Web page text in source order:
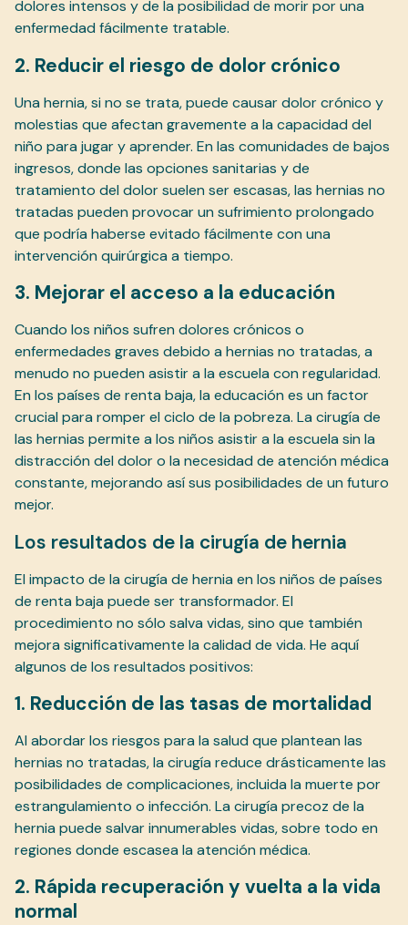
dolores intensos y de la posibilidad de morir por una
enfermedad fácilmente tratable.
2. Reducir el riesgo de dolor crónico
Una hernia, si no se trata, puede causar dolor crónico y
molestias que afectan gravemente a la capacidad del
niño para jugar y aprender. En las comunidades de bajos
ingresos, donde las opciones sanitarias y de
tratamiento del dolor suelen ser escasas, las hernias no
tratadas pueden provocar un sufrimiento prolongado
que podría haberse evitado fácilmente con una
intervención quirúrgica a tiempo.
3. Mejorar el acceso a la educación
Cuando los niños sufren dolores crónicos o
enfermedades graves debido a hernias no tratadas, a
menudo no pueden asistir a la escuela con regularidad.
En los países de renta baja, la educación es un factor
crucial para romper el ciclo de la pobreza. La cirugía de
las hernias permite a los niños asistir a la escuela sin la
distracción del dolor o la necesidad de atención médica
constante, mejorando así sus posibilidades de un futuro
mejor.
Los resultados de la cirugía de hernia
El impacto de la cirugía de hernia en los niños de países
de renta baja puede ser transformador. El
procedimiento no sólo salva vidas, sino que también
mejora significativamente la calidad de vida. He aquí
algunos de los resultados positivos:
1. Reducción de las tasas de mortalidad
Al abordar los riesgos para la salud que plantean las
hernias no tratadas, la cirugía reduce drásticamente las
posibilidades de complicaciones, incluida la muerte por
estrangulamiento o infección. La cirugía precoz de la
hernia puede salvar innumerables vidas, sobre todo en
regiones donde escasea la atención médica.
2. Rápida recuperación y vuelta a la vida
normal